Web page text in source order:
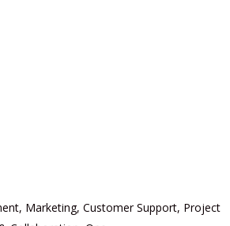
Marketing, Customer Support, Project